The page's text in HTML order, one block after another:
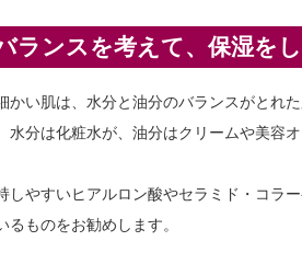
ランスを考えて、保湿を
かい肌は、水分と油分のバランスがとれ
水分は化粧水が、油分はクリームや美容
しやすいヒアルロン酸やセラミド・コラ
ものをお勧めします。